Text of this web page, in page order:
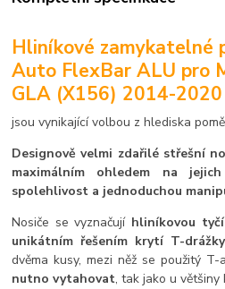
Hliníkové zamykatelné
Auto FlexBar ALU pro
GLA (X156) 2014-2020
jsou vynikající volbou z hlediska
Designově velmi zdařilé střešní
maximálním ohledem na
spolehlivost a jednoduchou
Nosiče se vyznačují hliníkovou
unikátním řešením krytí T-drážky
dvěma kusy, mezi něž se použitý
nutno vytahovat, tak jako u většiny